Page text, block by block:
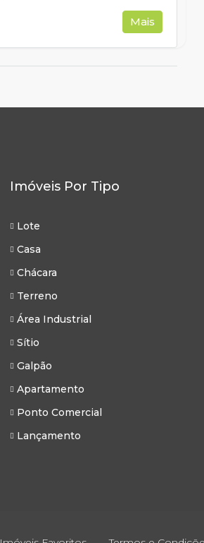
Mais
Imóveis Por Tipo
Lote
Casa
Chácara
Terreno
Área Industrial
Sítio
Galpão
Apartamento
Ponto Comercial
Lançamento